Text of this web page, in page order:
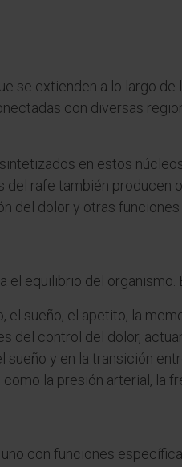
se extienden a lo largo
con diversas
en estos
rafe también producen
del dolor y otras funciones
el equilibrio del
el sueño, el apetito, la
del control del dolor,
sueño y en la transición
la presión arterial, la
con funciones